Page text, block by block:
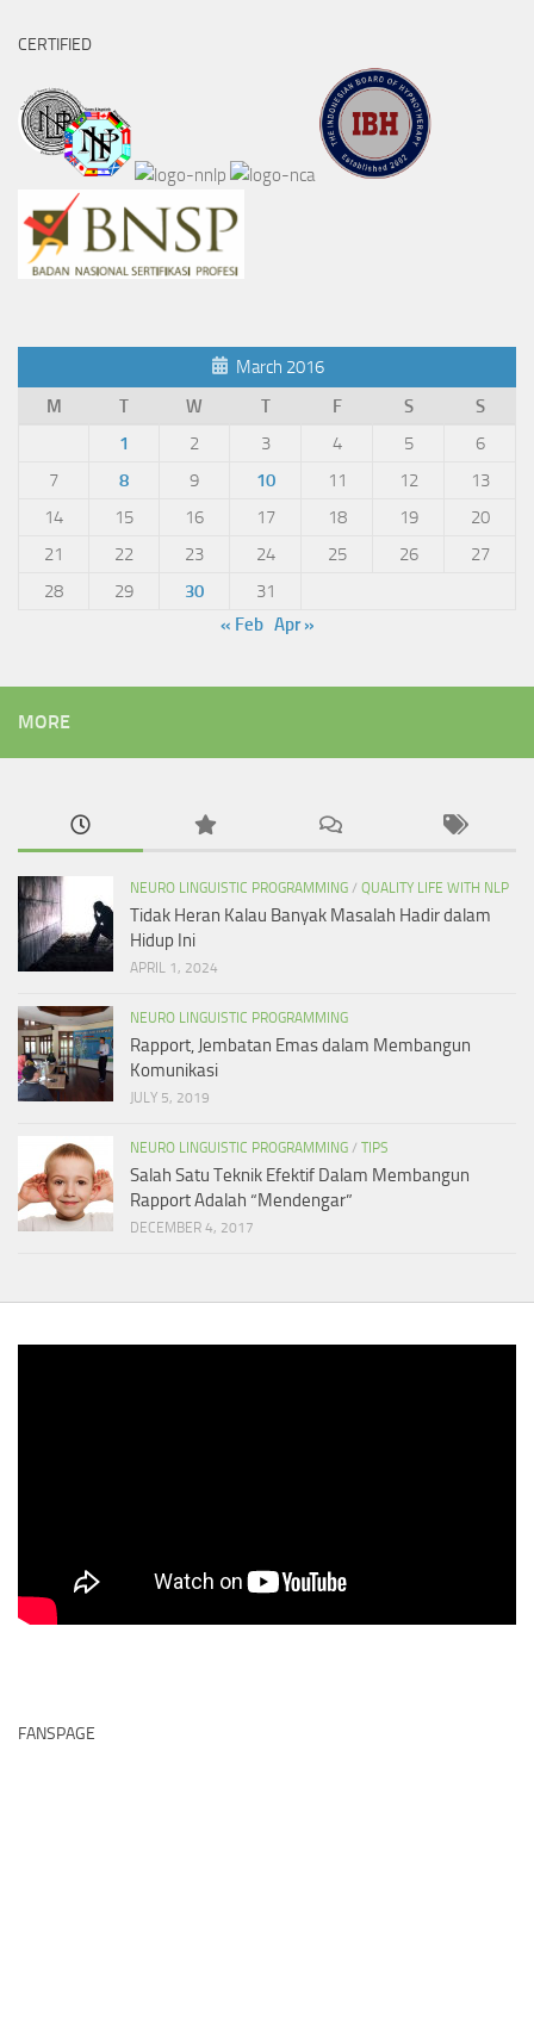
CERTIFIED
March 2016
M
T W T F S
S
1
2 3 4 5
6
7
8 9 10 11 12
13
14
15 16 17 18 19
20
21
22 23 24 25 26
27
28
29 30
31
« Feb Apr »
MORE
NEURO LINGUISTIC PROGRAMMING / QUALITY LIFE WITH NLP
Tidak Heran Kalau Banyak Masalah Hadir dalam
Hidup Ini
APRIL 1, 2024
NEURO LINGUISTIC PROGRAMMING
Rapport, Jembatan Emas dalam Membangun
Komunikasi
JULY 5, 2019
NEURO LINGUISTIC PROGRAMMING / TIPS
Salah Satu Teknik Efektif Dalam Membangun
Rapport Adalah “Mendengar”
DECEMBER 4, 2017
FANSPAGE